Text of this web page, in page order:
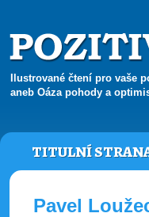
Ilustrované čtení pro vaše
aneb Oáza pohody a
TITULNÍ
Pavel